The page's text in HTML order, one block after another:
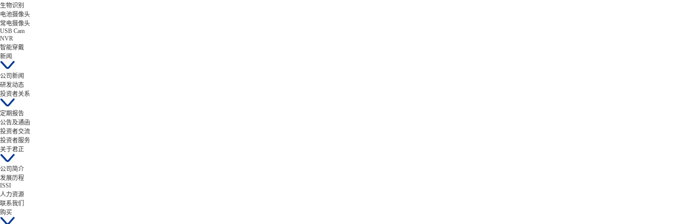
生物识别
电池摄像头
常电摄像头
USB Cam
NVR
智能穿戴
新闻
公司新闻
研发动态
投资者关系
定期报告
公告及通函
投资者交流
投资者服务
关于君正
公司简介
发展历程
ISSI
人力资源
联系我们
购买